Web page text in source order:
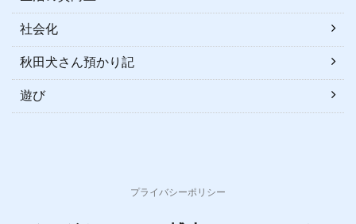
社会化
秋田犬さん預かり記
遊び
プライバシーポリシー